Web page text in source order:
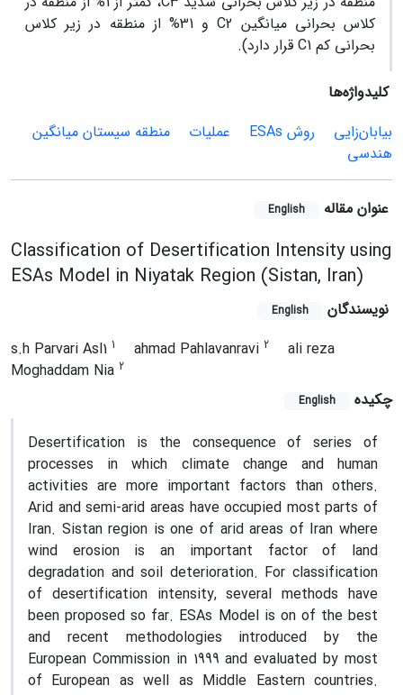
کلاس بحرانی میانگین C2 و 31% از منطقه در زیر کلاس
بحرانی کم C1 قرار دارد).
کلیدواژه‌ها
بیابان‌زایی
روش‌ ESAs عملیات
منطقه سیستان میانگین
هندسی
عنوان مقاله English
Classification of Desertification Intensity using
ESAs Model in Niyatak Region (Sistan, Iran)
نویسندگان English
s.h Parvari Asl1 1 ahmad Pahlavanravi 2
ali reza
Moghaddam Nia 2
چکیده English
Desertification is the consequence of series of
processes in which climate change and human
activities are more important factors than others.
Arid and semi-arid areas have occupied most parts of
Iran. Sistan region is one of arid areas of Iran where
wind erosion is an important factor of land
degradation and soil deterioration. For classification
of desertification intensity, several methods have
been proposed so far. ESAs Model is on of the best
and recent methodologies introduced by the
European Commission in 1999 and evaluated by most
of European as well as Middle Eastern countries.